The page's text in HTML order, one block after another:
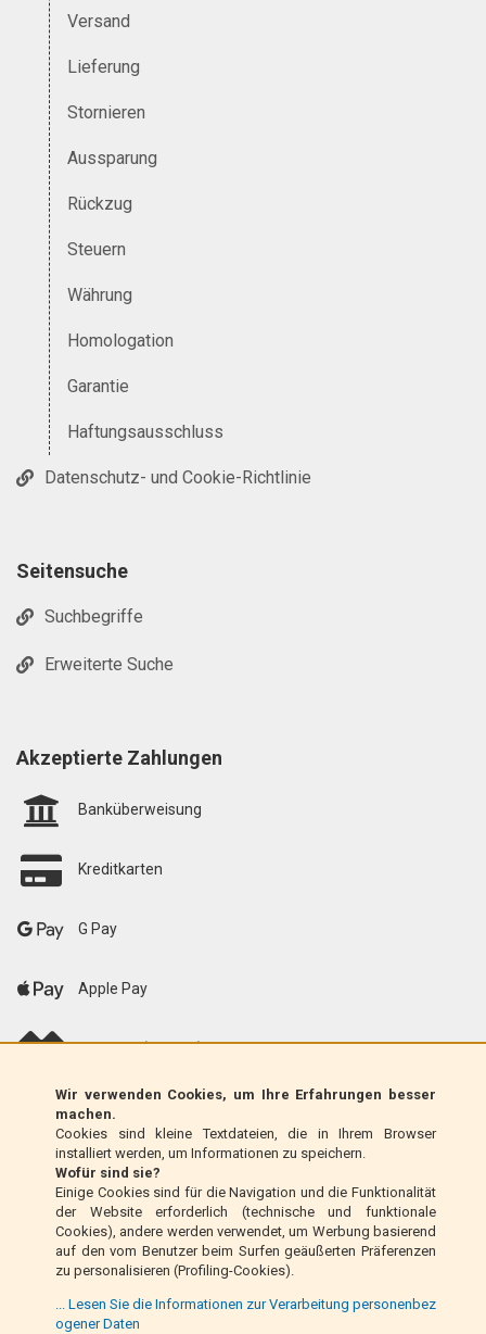
Wir verwenden Cookies, um Ihre Erfahrungen besser
machen.
Cookies sind kleine Textdateien, die in Ihrem Browser
installiert werden, um Informationen zu speichern.
Wofür sind sie?
Einige Cookies sind für die Navigation und die Funktionalität
der Website erforderlich (technische und funktionale
Cookies), andere werden verwendet, um Werbung basierend
auf den vom Benutzer beim Surfen geäußerten Präferenzen
zu personalisieren (Profiling-Cookies).
... Lesen Sie die Informationen zur Verarbeitung personenbez
ogener Daten
Versand
Lieferung
Stornieren
Aussparung
Rückzug
Steuern
Währung
Homologation
Garantie
Haftungsausschluss
Datenschutz- und Cookie-Richtlinie
Seitensuche
Suchbegriffe
Erweiterte Suche
Akzeptierte Zahlungen
Banküberweisung
Kreditkarten
G Pay
Apple Pay
scalapay (EU only)
Klarna (nur EU)
Zahlungsanweisung (nur Italien)
Nachnahme (nur Italien)